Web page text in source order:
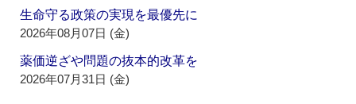
生命守る政策の実現を最優先に
2026年08月07日 (金)
薬価逆ざや問題の抜本的改革を
2026年07月31日 (金)